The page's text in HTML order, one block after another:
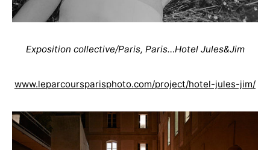
Exposition collective/Paris, Paris…Hotel Jules&Jim
www.leparcoursparisphoto.com/project/hotel-jules-jim/